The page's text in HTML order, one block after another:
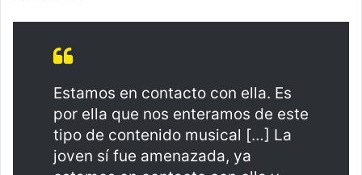
Estamos en contacto con ella. Es
por ella que nos enteramos de este
tipo de contenido musical […] La
joven sí fue amenazada, ya